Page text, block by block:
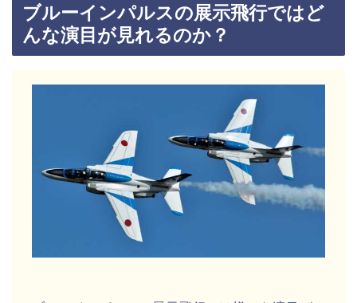
ブルーインパルスの展示飛行ではど
んな演目が見れるのか？